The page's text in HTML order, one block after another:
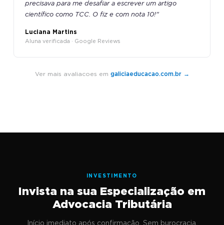
precisava para me desafiar a escrever um artigo
científico como TCC. O fiz e com nota 10!"
Luciana Martins
Aluna verificada · Google Reviews
Ver mais avaliacoes em galiciaeducacao.com.br →
INVESTIMENTO
Invista na sua Especialização em
Advocacia Tributária
Início imediato após confirmação. Sem burocracia.